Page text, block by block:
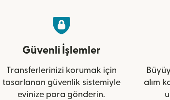
Güvenli İşlemler
Transferlerinizi korumak için
tasarlanan güvenlik sistemiyle
evinize para gönderin.
alım